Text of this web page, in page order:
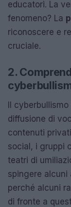
educatori. La
fenomeno? La
riconoscere e
cruciale.
2.
Il
diffusione di
contenuti
social, i gruppi
teatri di
spingere alcuni
perché alcuni
di fronte a